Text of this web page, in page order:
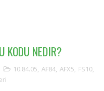
KODU NEDIR?
10.84.05, AF84, AFX5, FS10,